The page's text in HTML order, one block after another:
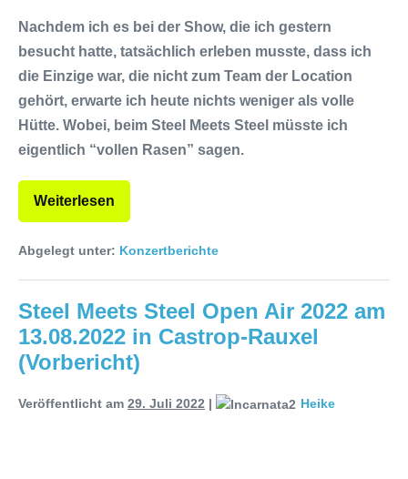
Nachdem ich es bei der Show, die ich gestern
besucht hatte, tatsächlich erleben musste, dass ich
die Einzige war, die nicht zum Team der Location
gehört, erwarte ich heute nichts weniger als volle
Hütte. Wobei, beim Steel Meets Steel müsste ich
eigentlich “vollen Rasen” sagen.
Weiterlesen
Abgelegt unter: Konzertberichte
Steel Meets Steel Open Air 2022 am
13.08.2022 in Castrop-Rauxel
(Vorbericht)
Veröffentlicht am 29. Juli 2022 | Heike